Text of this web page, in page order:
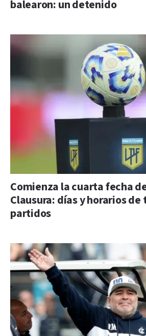
balearon: un detenido
Comienza la cuarta fecha
Clausura: días y horarios de
partidos